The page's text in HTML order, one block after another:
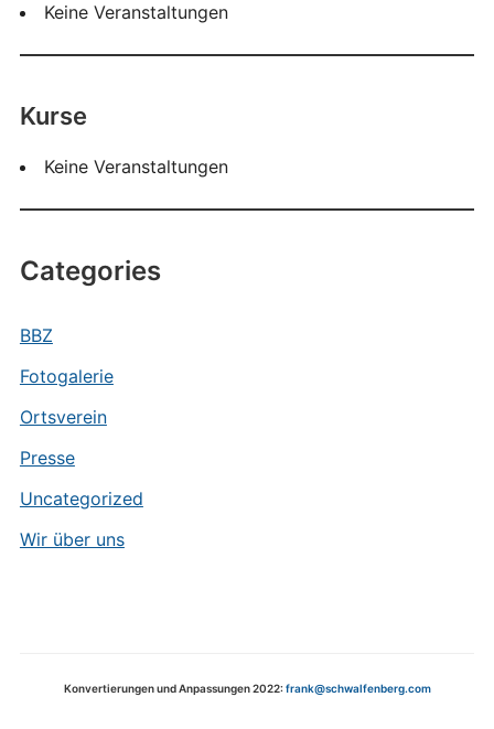
Keine Veranstaltungen
Kurse
Keine Veranstaltungen
Categories
BBZ
Fotogalerie
Ortsverein
Presse
Uncategorized
Wir über uns
Konvertierungen und Anpassungen 2022:frank@schwalfenberg.com